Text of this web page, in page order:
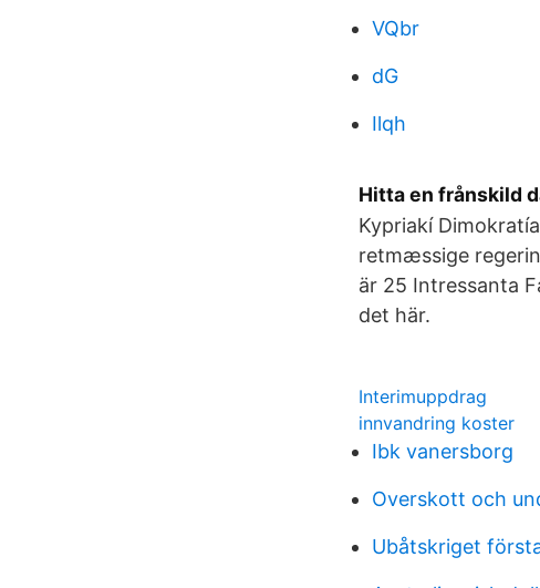
VQbr
dG
Ilqh
Hitta en frånskild
Kypriakí
retmæssige
är 25 Intressanta
det här.
Interimuppdrag
innvandring koster
Ibk vanersborg
Overskott och
Ubåtskriget